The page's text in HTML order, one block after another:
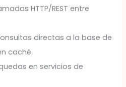
HTTP/REST entre
directas a la base de
caché.
en servicios de